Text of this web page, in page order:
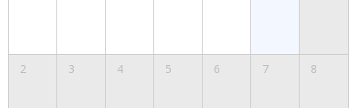
2 3 4 5 6 7 8